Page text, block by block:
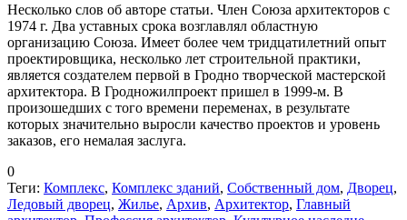
Несколько слов об авторе статьи. Член Союза архитекторов с
1974 г. Два уставных срока возглавлял областную
организацию Союза. Имеет более чем тридцатилетний опыт
проектировщика, несколько лет строительной практики,
является создателем первой в Гродно творческой мастерской
архитектора. В Гродножилпроект пришел в 1999-м. В
произошедших с того времени переменах, в результате
которых значительно выросли качество проектов и уровень
заказов, его немалая заслуга.
0
Теги: Комплекс, Комплекс зданий, Собственный дом, Дворец,
Ледовый дворец, Жилье, Архив, Архитектор, Главный